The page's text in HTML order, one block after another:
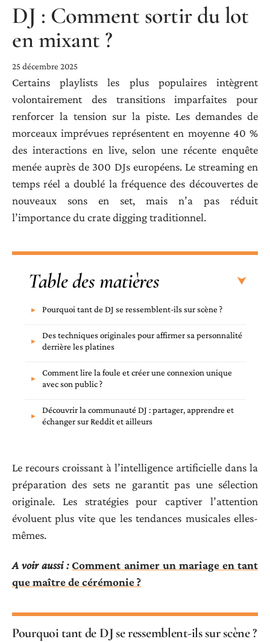
DJ : Comment sortir du lot
en mixant ?
25 décembre 2025
Certains playlists les plus populaires intègrent
volontairement des transitions imparfaites pour
renforcer la tension sur la piste. Les demandes de
morceaux imprévues représentent en moyenne 40 %
des interactions en live, selon une récente enquête
menée auprès de 300 DJs européens. Le streaming en
temps réel a doublé la fréquence des découvertes de
nouveaux sons en set, mais n’a pas réduit
l’importance du crate digging traditionnel.
Table des matières
Pourquoi tant de DJ se ressemblent-ils sur scène ?
Des techniques originales pour affirmer sa personnalité
derrière les platines
Comment lire la foule et créer une connexion unique
avec son public ?
Découvrir la communauté DJ : partager, apprendre et
échanger sur Reddit et ailleurs
Le recours croissant à l’intelligence artificielle dans la
préparation des sets ne garantit pas une sélection
originale. Les stratégies pour captiver l’attention
évoluent plus vite que les tendances musicales elles-
mêmes.
A voir aussi : Comment animer un mariage en tant
que maître de cérémonie ?
Pourquoi tant de DJ se ressemblent-ils sur scène ?